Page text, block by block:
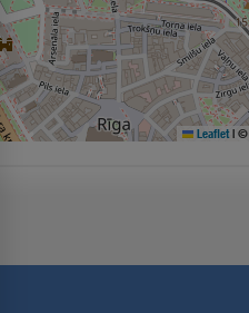
Leaflet | ©